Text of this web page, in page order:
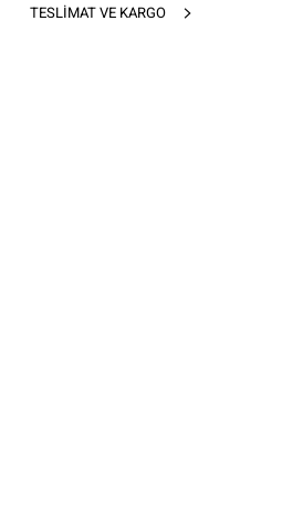
TESLIMAT VE KARGO